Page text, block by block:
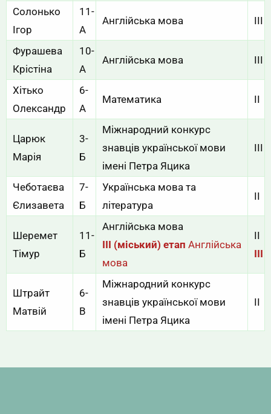
Солонько
Ігор
11-
А
Англійська мова III
Фурашева
Крістіна
10-
А
Англійська мова ІІІ
Хітько
Олександр
6-
А
Математика ІІ
Царюк
Марія
3-
Б
Міжнародний конкурс
знавців української мови
імені Петра Яцика
ІІІ
Чеботаєва
Єлизавета
7-
Б
Українська мова та
література
ІІ
Шеремет
Тімур
11-
Б
Англійська мова
III (міський) етап Англійська
мова
ІІ
III
Штрайт
Матвій
6-
В
Міжнародний конкурс
знавців української мови
імені Петра Яцика
ІІ